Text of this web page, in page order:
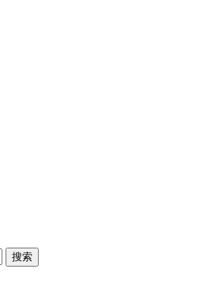
搜索